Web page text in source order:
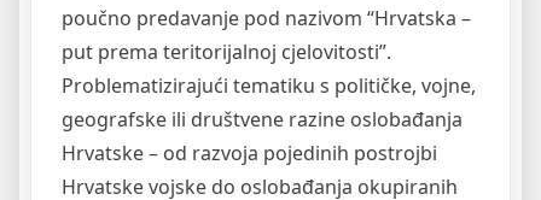
poučno predavanje pod nazivom “Hrvatska –
put prema teritorijalnoj cjelovitosti”.
Problematizirajući tematiku s političke, vojne,
geografske ili društvene razine oslobađanja
Hrvatske – od razvoja pojedinih postrojbi
Hrvatske vojske do oslobađanja okupiranih